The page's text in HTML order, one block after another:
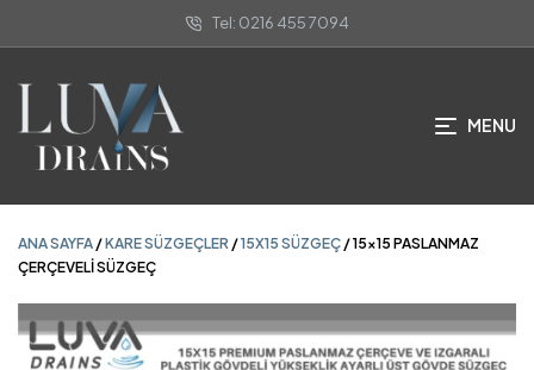
Tel: 0216 455 7094
MENU
ANA SAYFA/KARE SÜZGEÇLER/15X15 SÜZGEÇ/ 15×15 PASLANMAZ
ANA SAYFA /KARE SÜZGEÇLER /15X15 SÜZGEÇ / 15×15 PASLANMAZ
ÇERÇEVELİ SÜZGEÇ